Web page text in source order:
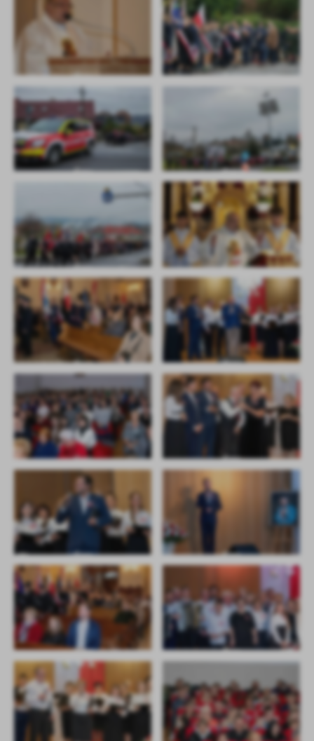
Firmy te działają w charakterze pośredników prezentujących nasze
treści w postaci wiadomości, ofert, komunikatów mediów
społecznościowych.